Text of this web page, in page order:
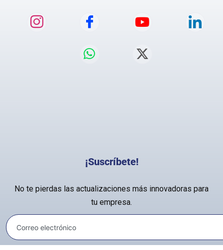
¡Suscríbete!
No te pierdas las actualizaciones más innovadoras para
tu empresa.